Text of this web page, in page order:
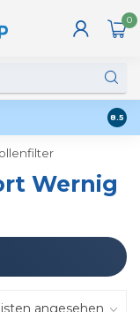
0
8.5
Wernig